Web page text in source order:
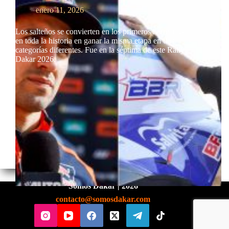
enero 11, 2026
Los salteños se convierten en los primeros hermanos
en toda la historia en ganar la misma etapa en dos
categorías diferentes. Fue en la séptima de este Rally
Dakar 2026.
Somos Dakar | 2026
contacto@somosdakar.com